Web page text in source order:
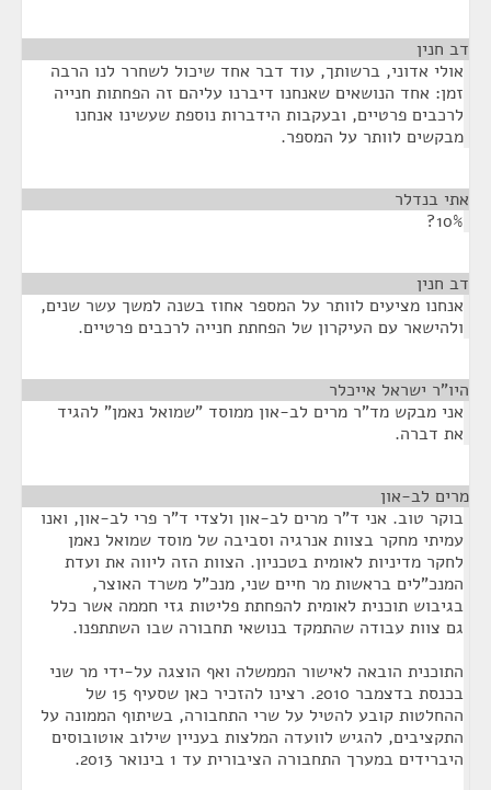
דב חנין
אולי אדוני, ברשותך, עוד דבר אחד שיכול לשחרר לנו הרבה
זמן: אחד הנושאים שאנחנו דיברנו עליהם זה הפחתות חנייה
לרכבים פרטיים, ובעקבות הידברות נוספת שעשינו אנחנו
מבקשים לוותר על המספר.
אתי בנדלר
10%?
דב חנין
אנחנו מציעים לוותר על המספר אחוז בשנה למשך עשר שנים,
ולהישאר עם העיקרון של הפחתת חנייה לרכבים פרטיים.
היו"ר ישראל אייכלר
אני מבקש מד"ר מרים לב-און ממוסד "שמואל נאמן" להגיד
את דברה.
מרים לב-און
בוקר טוב. אני ד"ר מרים לב-און ולצדי ד"ר פרי לב-און, ואנו
עמיתי מחקר בצוות אנרגיה וסביבה של מוסד שמואל נאמן
לחקר מדיניות לאומית בטכניון. הצוות הזה ליווה את ועדת
המנכ"לים בראשות מר חיים שני, מנכ"ל משרד האוצר,
בגיבוש תוכנית לאומית להפחתת פליטות גזי חממה אשר כלל
גם צוות עבודה שהתמקד בנושאי תחבורה שבו השתתפנו.
התוכנית הובאה לאישור הממשלה ואף הוצגה על-ידי מר שני
בכנסת בדצמבר 2010. רצינו להזכיר כאן שסעיף 15 של
ההחלטות קובע להטיל על שרי התחבורה, בשיתוף הממונה על
התקציבים, להגיש לוועדה המלצות בעניין שילוב אוטובוסים
היברידים במערך התחבורה הציבורית עד 1 בינואר 2013.